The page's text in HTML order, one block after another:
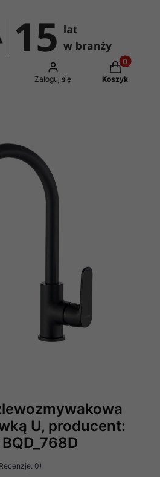
wyszukiwarkę
Zaloguj się
Produkty
Koszyk
U, producent:
0)